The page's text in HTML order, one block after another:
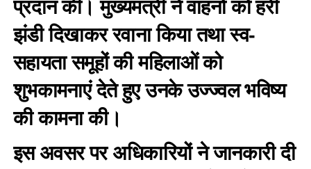
प्रदान की। मुख्यमंत्री ने वाहनों को हरी
झंडी दिखाकर रवाना किया तथा स्व-
सहायता समूहों की महिलाओं को
शुभकामनाएं देते हुए उनके उज्ज्वल भविष्य
की कामना की।
इस अवसर पर अधिकारियों ने जानकारी दी